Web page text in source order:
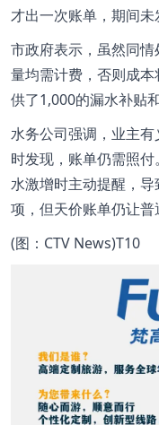
才出一次账单，期间未
市政府表示，虽然同
量均需计费，否则成
供了1,000的漏水补贴
水务公司强调，业主
时发现，账单仍需照
水激增时主动提醒，
项，但天价账单仍让普
(图：CTV News)T10